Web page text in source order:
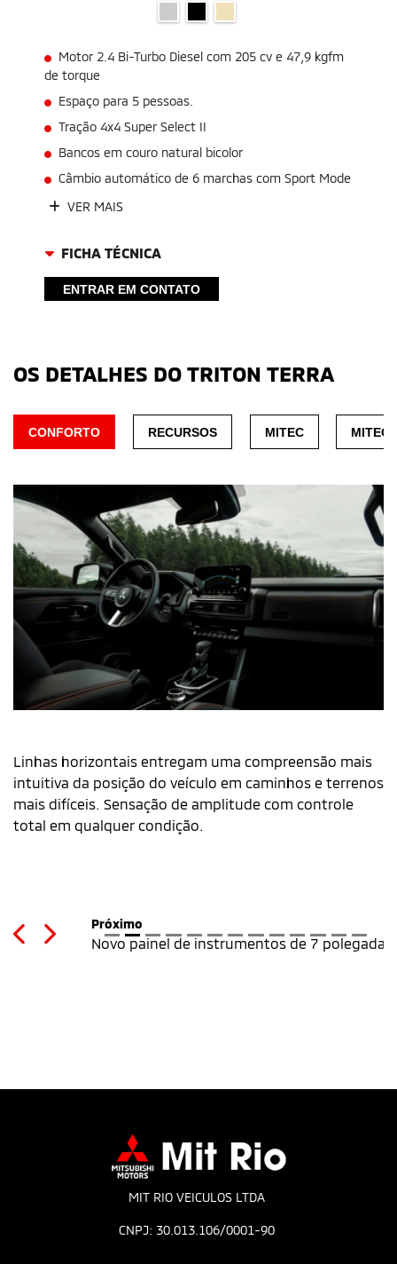
Motor 2.4 Bi-Turbo Diesel com 205 cv e 47,9 kgfm
de torque
Espaço para 5 pessoas.
Tração 4x4 Super Select II
Bancos em couro natural bicolor
Câmbio automático de 6 marchas com Sport Mode
VER MAIS
FICHA TÉCNICA
ENTRAR EM CONTATO
OS DETALHES DO TRITON TERRA
CONFORTO RECURSOS MITEC MITEC
Linhas horizontais entregam uma compreensão mais
intuitiva da posição do veículo em caminhos e terrenos
mais difíceis. Sensação de amplitude com controle
total em qualquer condição.
PreviousNext Próximo
Novo painel de instrumentos de 7 polegadas
MIT RIO VEICULOS LTDA
CNPJ: 30.013.106/0001-90